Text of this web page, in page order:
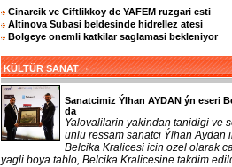
Cinarcik ve Ciftlikkoy de YAFEM ruzgari esti
Altinova Subasi beldesinde hidrellez atesi
Bolgeye onemli katkilar saglamasi bekleniyor
KÜLTÜR SANAT ¬
Sanatcimiz Ýlhan AYDAN ýn eseri
da
Yalovalilarin yakindan tanidigi ve
unlu ressam sanatci Ýlhan Aydan
Belcika Kralicesi icin ozel olarak
yagli boya tablo, Belcika Kralicesine takdim